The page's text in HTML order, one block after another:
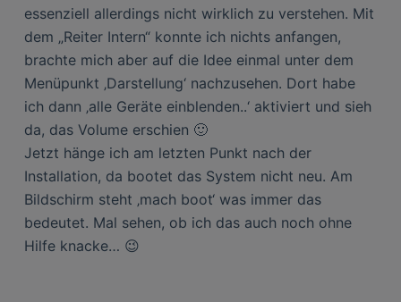
essenziell allerdings nicht wirklich zu verstehen. Mit
dem „Reiter Intern“ konnte ich nichts anfangen,
brachte mich aber auf die Idee einmal unter dem
Menüpunkt ‚Darstellung‘ nachzusehen. Dort habe
ich dann ‚alle Geräte einblenden..‘ aktiviert und sieh
da, das Volume erschien 🙂
Jetzt hänge ich am letzten Punkt nach der
Installation, da bootet das System nicht neu. Am
Bildschirm steht ‚mach boot‘ was immer das
bedeutet. Mal sehen, ob ich das auch noch ohne
Hilfe knacke… 😉